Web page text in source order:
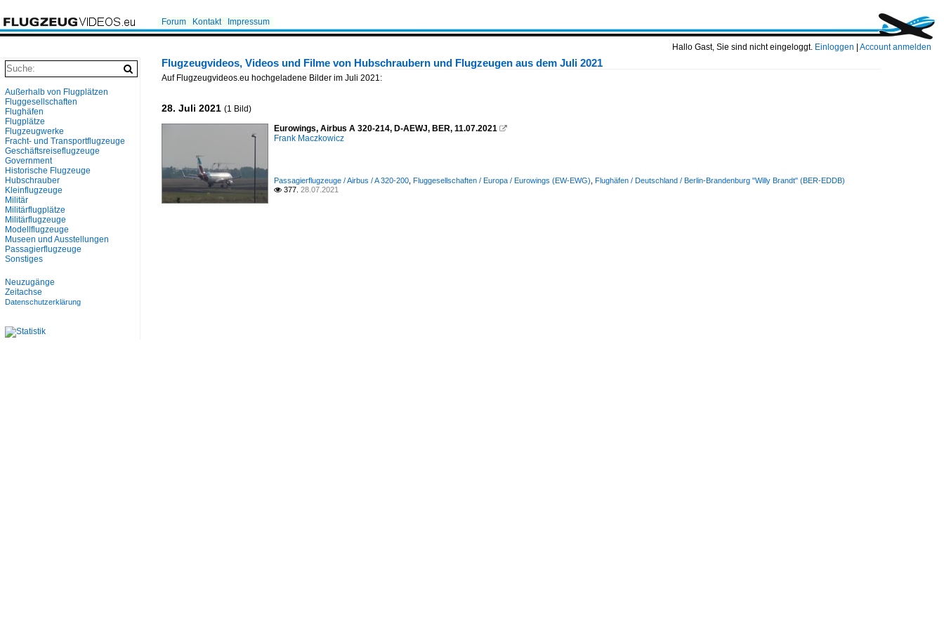
Hallo Gast, Sie sind nicht eingeloggt. Einloggen Account anmelden
Forum Kontakt Impressum
Flugzeugvideos, Videos und Filme von Hubschraubern und Flugzeugen aus dem Juli 2021
Auf Flugzeugvideos.eu hochgeladene Bilder im Juli 2021:
28. Juli 2021 (1 Bild)
Eurowings, Airbus A 320-214, D-AEWJ, BER, 11.07.2021 
Frank Maczkowicz
Passagierflugzeuge / Airbus / A 320-200 Fluggesellschaften / Europa / Eurowings (EW-EWG) Flughäfen / Deutschland / Berlin-Brandenburg "Willy Brandt" (BER-EDDB)
 377. 28.07.2021
Außerhalb von Flugplätzen
Fluggesellschaften
Flughäfen
Flugplätze
Flugzeugwerke
Fracht- und Transportflugzeuge
Geschäftsreiseflugzeuge
Government
Historische Flugzeuge
Hubschrauber
Kleinflugzeuge
Militär
Militärflugplätze
Militärflugzeuge
Modellflugzeuge
Museen und Ausstellungen
Passagierflugzeuge
Sonstiges
Neuzugänge
Zeitachse
Datenschutzerklärung